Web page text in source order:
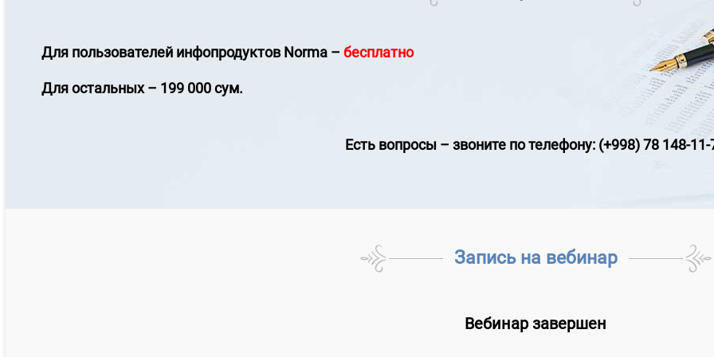
Для пользователей инфопродуктов Norma – бесплатно
Для остальных – 199 000 сум.
Есть вопросы – звоните по телефону: (+998) 78 148-11-
Запись на вебинар
Вебинар завершен